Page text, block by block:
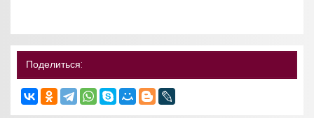
Поделиться: